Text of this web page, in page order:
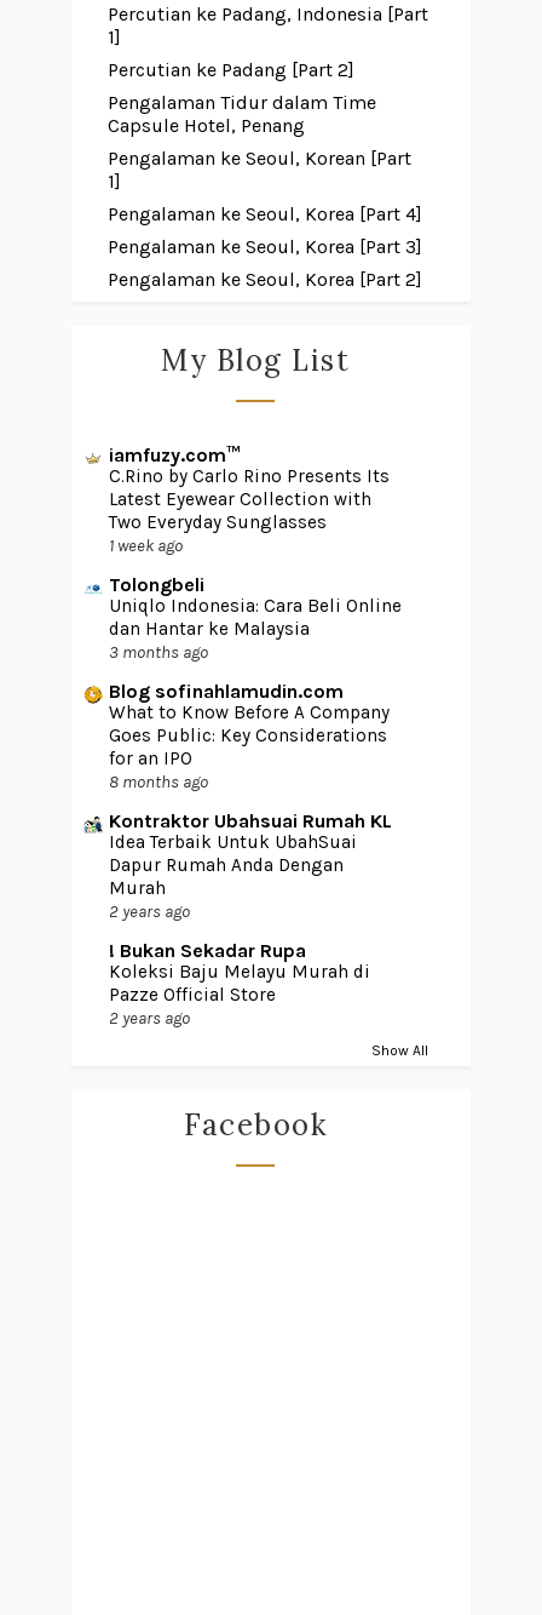
Percutian ke Padang, Indonesia [Part
1]
Percutian ke Padang [Part 2]
Pengalaman Tidur dalam Time
Capsule Hotel, Penang
Pengalaman ke Seoul, Korean [Part
1]
Pengalaman ke Seoul, Korea [Part 4]
Pengalaman ke Seoul, Korea [Part 3]
Pengalaman ke Seoul, Korea [Part 2]
My Blog List
iamfuzy.com™
C.Rino by Carlo Rino Presents Its
Latest Eyewear Collection with
Two Everyday Sunglasses
1 week ago
Tolongbeli
Uniqlo Indonesia: Cara Beli Online
dan Hantar ke Malaysia
3 months ago
Blog sofinahlamudin.com
What to Know Before A Company
Goes Public: Key Considerations
for an IPO
8 months ago
Kontraktor Ubahsuai Rumah KL
Idea Terbaik Untuk UbahSuai
Dapur Rumah Anda Dengan
Murah
2 years ago
! Bukan Sekadar Rupa
Koleksi Baju Melayu Murah di
Pazze Official Store
2 years ago
Show All
Facebook